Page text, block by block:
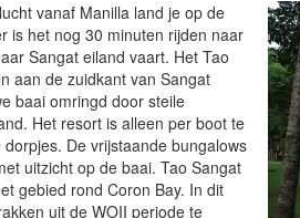
vanaf Manilla land je op de
is het nog 30 minuten rijden naar
Sangat eiland vaart. Het Tao
aan de zuidkant van Sangat
baai omringd door steile
Het resort is alleen per boot te
De vrijstaande bungalows
uitzicht op de baai. Tao Sangat
gebied rond Coron Bay. In dit
uit de WOII periode te